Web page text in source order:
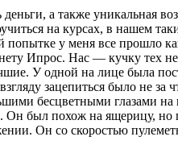
а также уникальная
на курсах, в нашем
у меня все прошло
Ипрос. Нас — кучку тех
У одной на лице была
зацепиться было не
бесцветными глазами
Он был похож на ящерицу,
Он со скоростью